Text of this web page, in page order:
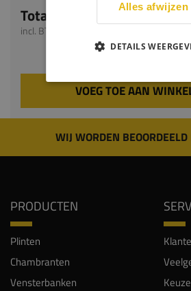
Totaal
incl. BTW
VOEG TOE AAN
WIJ WORDEN
PRODUCTEN
Plinten
Chambranten
Vensterbanken
Alles afwijzen
DETAILS